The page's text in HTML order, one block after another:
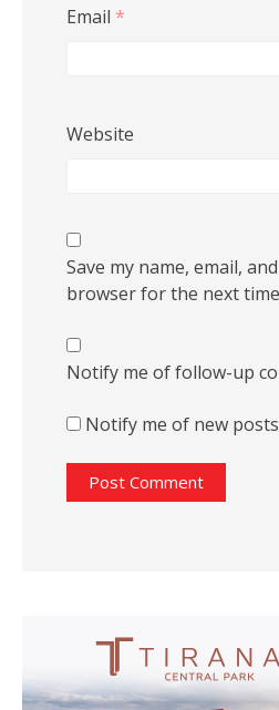
Email *
Website
Save my name, email,
browser for the next
Notify me of follow-up
Notify me of new